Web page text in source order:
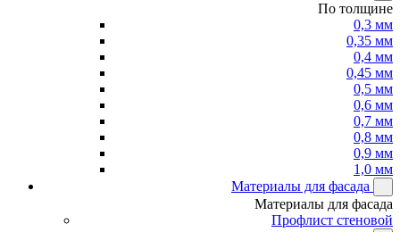
По толщине
0,3 мм
0,35 мм
0,4 мм
0,45 мм
0,5 мм
0,6 мм
0,7 мм
0,8 мм
0,9 мм
1,0 мм
Материалы для фасада
Материалы для фасада
Профлист стеновой